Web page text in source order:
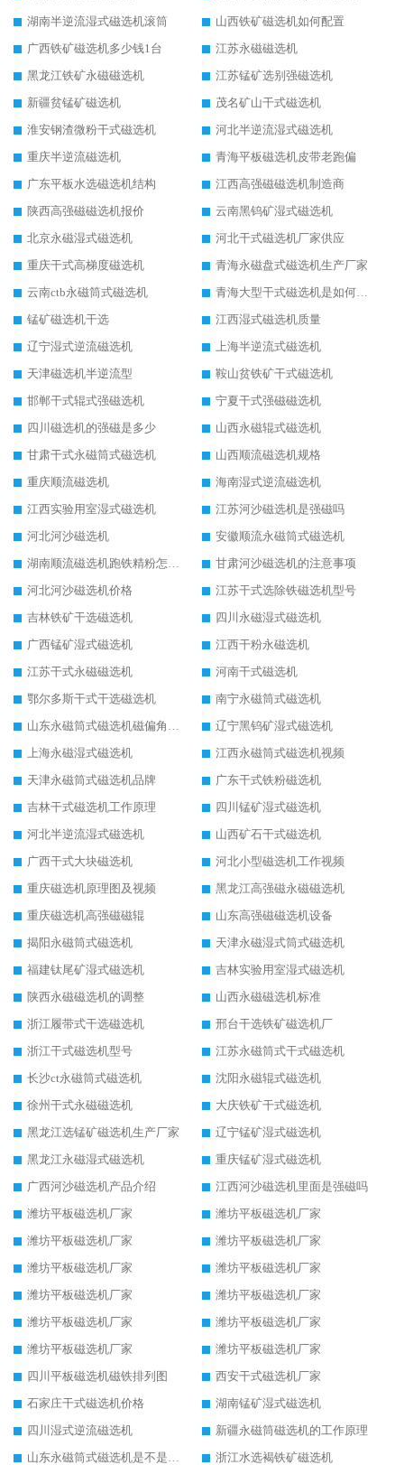
湖南半逆流湿式磁选机滚筒
山西铁矿磁选机如何配置
广西铁矿磁选机多少钱1台
江苏永磁磁选机
黑龙江铁矿永磁磁选机
江苏锰矿选别强磁选机
新疆贫锰矿磁选机
茂名矿山干式磁选机
淮安钢渣微粉干式磁选机
河北半逆流湿式磁选机
重庆半逆流磁选机
青海平板磁选机皮带老跑偏
广东平板水选磁选机结构
江西高强磁磁选机制造商
陕西高强磁磁选机报价
云南黑钨矿湿式磁选机
北京永磁湿式磁选机
河北干式磁选机厂家供应
重庆干式高梯度磁选机
青海永磁盘式磁选机生产厂家
云南ctb永磁筒式磁选机
青海大型干式磁选机是如何选矿的
锰矿磁选机干选
江西湿式磁选机质量
辽宁湿式逆流磁选机
上海半逆流式磁选机
天津磁选机半逆流型
鞍山贫铁矿干式磁选机
邯郸干式辊式强磁选机
宁夏干式强磁磁选机
四川磁选机的强磁是多少
山西永磁辊式磁选机
甘肃干式永磁筒式磁选机
山西顺流磁选机规格
重庆顺流磁选机
海南湿式逆流磁选机
江西实验用室湿式磁选机
江苏河沙磁选机是强磁吗
河北河沙磁选机
安徽顺流永磁筒式磁选机
湖南顺流磁选机跑铁精粉怎么处理
甘肃河沙磁选机的注意事项
河北河沙磁选机价格
江苏干式选除铁磁选机型号
吉林铁矿干选磁选机
四川永磁湿式磁选机
广西锰矿湿式磁选机
江西干粉永磁选机
江苏干式永磁磁选机
河南干式磁选机
鄂尔多斯干式干选磁选机
南宁永磁筒式磁选机
山东永磁筒式磁选机磁偏角怎么调整
辽宁黑钨矿湿式磁选机
上海永磁湿式磁选机
江西永磁筒式磁选机视频
天津永磁筒式磁选机品牌
广东干式铁粉磁选机
吉林干式磁选机工作原理
四川锰矿湿式磁选机
河北半逆流湿式磁选机
山西矿石干式磁选机
广西干式大块磁选机
河北小型磁选机工作视频
重庆磁选机原理图及视频
黑龙江高强磁永磁磁选机
重庆磁选机高强磁磁辊
山东高强磁磁选机设备
揭阳永磁筒式磁选机
天津永磁湿式筒式磁选机
福建钛尾矿湿式磁选机
吉林实验用室湿式磁选机
陕西永磁磁选机的调整
山西永磁磁选机标准
浙江履带式干选磁选机
邢台干选铁矿磁选机厂
浙江干式磁选机型号
江苏永磁筒式干式磁选机
长沙ct永磁筒式磁选机
沈阳永磁辊式磁选机
徐州干式永磁磁选机
大庆铁矿干式磁选机
黑龙江选锰矿磁选机生产厂家
辽宁锰矿湿式磁选机
黑龙江永磁湿式磁选机
重庆锰矿湿式磁选机
广西河沙磁选机产品介绍
江西河沙磁选机里面是强磁吗
潍坊平板磁选机厂家
潍坊平板磁选机厂家
潍坊平板磁选机厂家
潍坊平板磁选机厂家
潍坊平板磁选机厂家
潍坊平板磁选机厂家
潍坊平板磁选机厂家
潍坊平板磁选机厂家
潍坊平板磁选机厂家
潍坊平板磁选机厂家
潍坊平板磁选机厂家
潍坊平板磁选机厂家
四川平板磁选机磁铁排列图
西安干式磁选机厂家
石家庄干式磁选机价格
湖南锰矿湿式磁选机
四川湿式逆流磁选机
新疆永磁筒磁选机的工作原理
山东永磁筒式磁选机是不是强磁
浙江水选褐铁矿磁选机